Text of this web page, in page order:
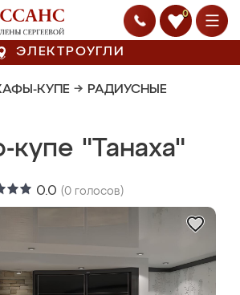
0
ЭЛЕКТРОУГЛИ
КУПЕ → РАДИУСНЫЕ
купе "Танаха"
0.0 (0 голосов)